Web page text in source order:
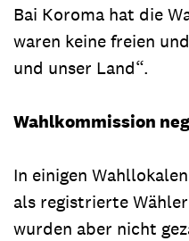
Bai Koroma hat die
waren keine freien
und unser Land“.
Wahlkommission
In einigen
als registrierte
wurden aber nicht